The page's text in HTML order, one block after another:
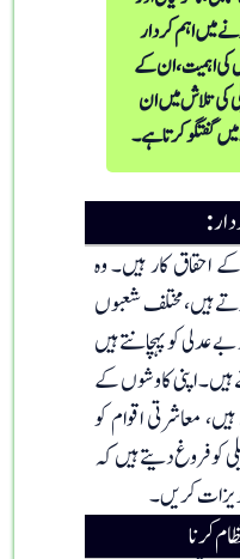
میں اہم کردار
کی اہمیت، ان کے
کی تلاش میں ان
گفتگو کرتا ہے۔
:
احقاق کار ہیں۔ وہ
ہیں، مختلف شعبوں
عدلی کو پہچانتے ہیں
ہیں۔ اپنی کاوشوں کے
معاشرتی اقوام کو
کو فروغ دیتے ہیں کہ
کریں۔
کرنا